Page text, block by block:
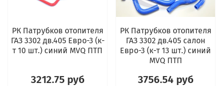
РК Патрубков отопителя
ГАЗ 3302 дв.405 Евро-3 (к-
т 10 шт.) синий MVQ ПТП
3212.75 руб
РК Патрубков отопителя
ГАЗ 3302 дв.405 салон
Евро-3 (к-т 13 шт.) синий
MVQ ПТП
3756.54 руб